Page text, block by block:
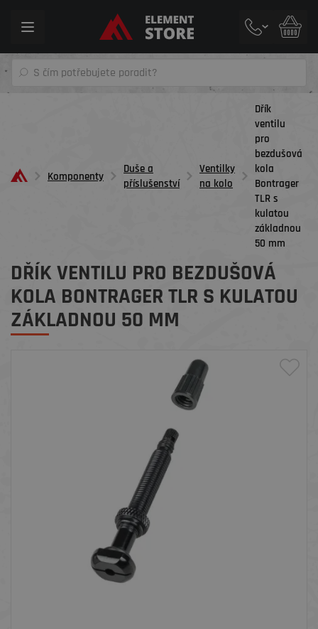
Toggle
Komponenty
Duše a
příslušenství
Ventilky
na kolo
Dřík
ventilu
pro
bezdušová
kola
Bontrager
TLR s
kulatou
základnou
50 mm
DŘÍK VENTILU PRO BEZDUŠOVÁ
KOLA BONTRAGER TLR S KULATOU
ZÁKLADNOU 50 MM